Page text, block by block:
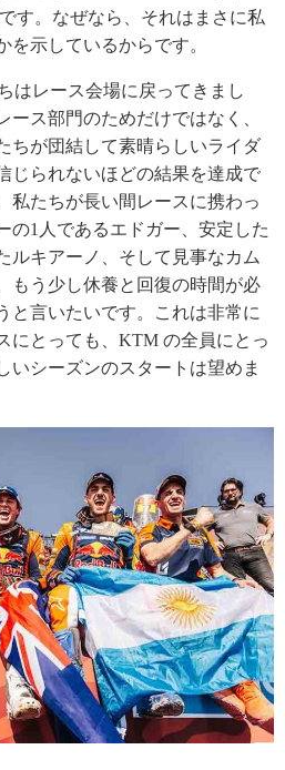
す。なぜなら、それはまさに私
を示しているからです。
はレース会場に戻ってきまし
ース部門のためだけではなく、
ちが団結して素晴らしいライダ
じられないほどの結果を達成で
私たちが長い間レースに携わっ
の1人であるエドガー、安定した
ルキアーノ、そして見事なカム
もう少し休養と回復の時間が必
と言いたいです。これは非常に
にとっても、KTM の全員にとっ
いシーズンのスタートは望めま